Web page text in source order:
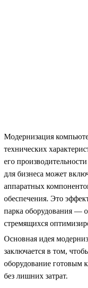
Модернизация
технических
его
для бизнеса может
аппаратных
обеспечения. Это
парка оборудования —
стремящихся
Основная идея
заключается в том,
оборудование готовым
без лишних затрат.